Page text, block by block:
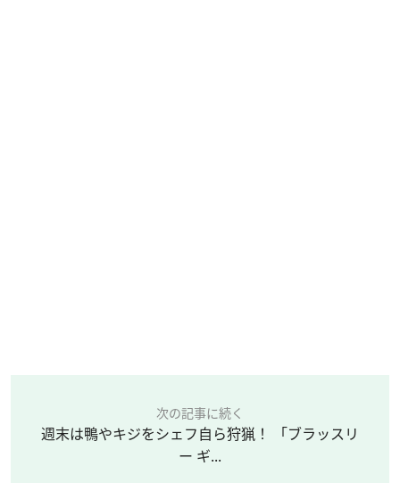
次の記事に続く
週末は鴨やキジをシェフ自ら狩猟！ 「ブラッスリ
ー ギ...